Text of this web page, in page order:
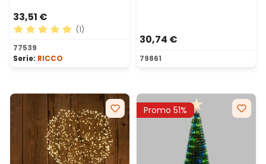
33,51 €
Valutazione media di 5 su 5 stelle
(1)
77539
Serie: RICCO
30,74 €
79861
Promo 51%